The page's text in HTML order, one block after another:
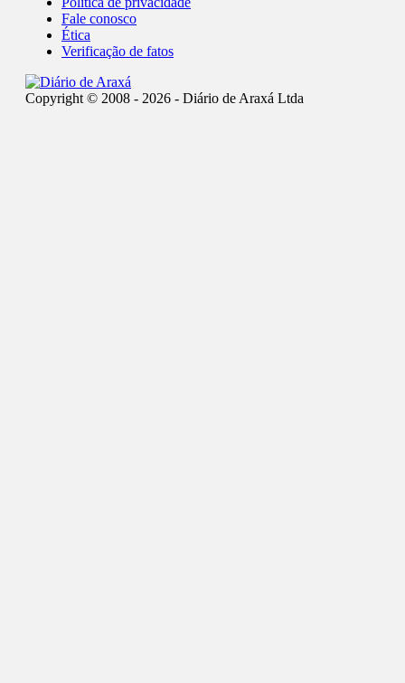
Fale conosco
Ética
Verificação de fatos
Copyright © 2008 - 2026 - Diário de Araxá Ltda